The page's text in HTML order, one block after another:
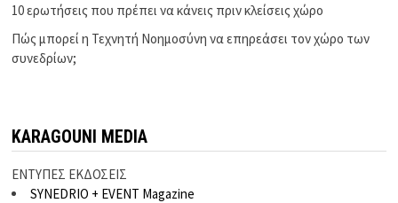
10 ερωτήσεις που πρέπει να κάνεις πριν κλείσεις χώρο
Πώς μπορεί η Τεχνητή Νοημοσύνη να επηρεάσει τον χώρο των
συνεδρίων;
KARAGOUNI MEDIA
ΕΝΤΥΠΕΣ ΕΚΔΟΣΕΙΣ
SYNEDRIO + EVENT Magazine